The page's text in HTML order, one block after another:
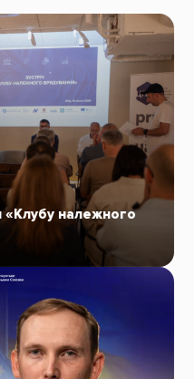
«Клубу належного